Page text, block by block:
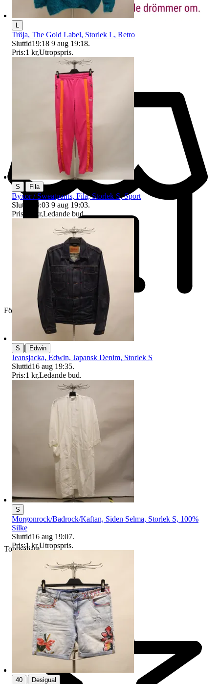
Företag
Toppsäljare
Tröja, The Gold Label, Storlek L, Retro
Sluttid19:18 9 aug 19:18.
Pris:1 kr,Utropspris.
S Fila
Byxor / Sweatpants, Fila, Storlek S, Sport
Sluttid
19:03 9 aug 19:03.
Pris:
30 kr,Ledande bud.
S | Edwin
Jeansjacka, Edwin, Japansk Denim, Storlek S
Sluttid16 aug 19:35.
Pris:1 kr,Ledande bud.
S
Morgonrock/Badrock/Kaftan, Siden Selma, Storlek S, 100%
Silke
Sluttid16 aug 19:07.
Pris:1 kr,Utropspris.
40 | Desigual